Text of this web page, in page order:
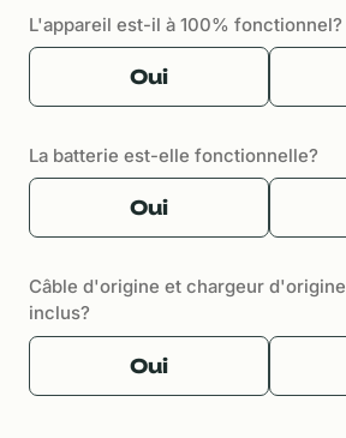
L'appareil est-il à 100% fonctionnel?
Oui
La batterie est-elle fonctionnelle?
Oui
Câble d'origine et chargeur d'origine
inclus?
Oui